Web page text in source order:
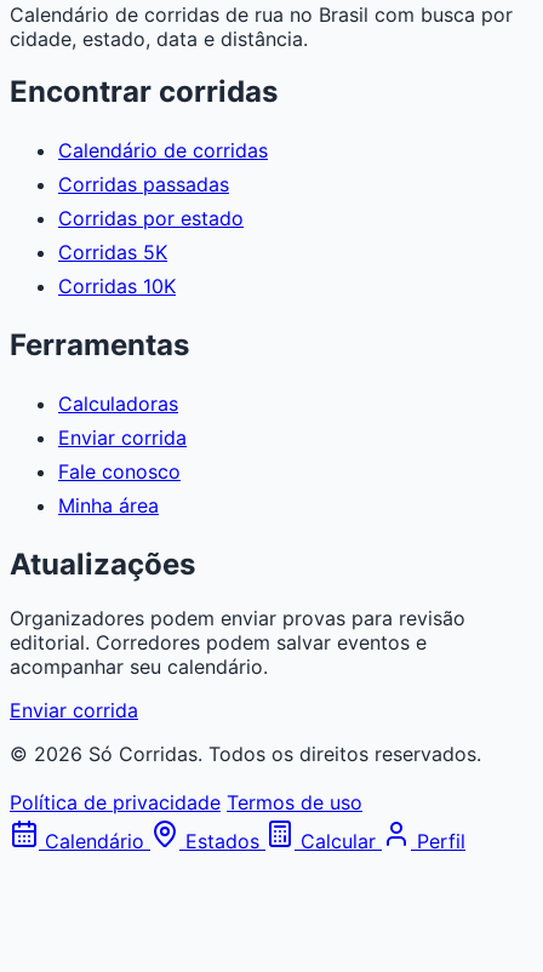
Calendário de corridas de rua no Brasil com busca por
cidade, estado, data e distância.
Encontrar corridas
Calendário de corridas
Corridas passadas
Corridas por estado
Corridas 5K
Corridas 10K
Ferramentas
Calculadoras
Enviar corrida
Fale conosco
Minha área
Atualizações
Organizadores podem enviar provas para revisão
editorial. Corredores podem salvar eventos e
acompanhar seu calendário.
Enviar corrida
© 2026 Só Corridas. Todos os direitos reservados.
Política de privacidade Termos de uso
Calendário
Estados Calcular Perfil